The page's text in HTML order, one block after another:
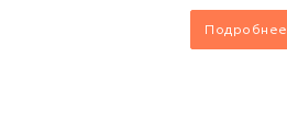
Подробнее